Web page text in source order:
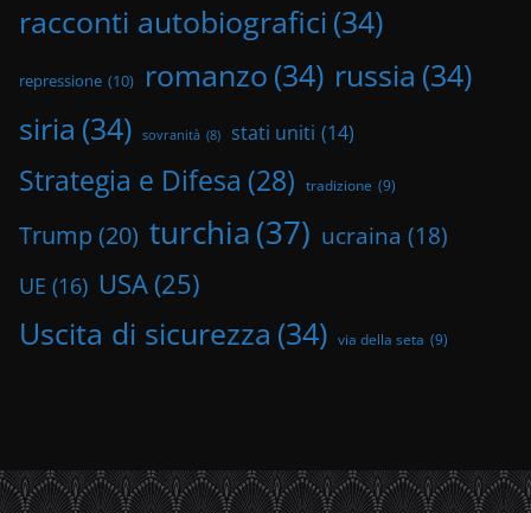
racconti autobiografici (34)
repressione (10) romanzo (34) russia (34)
siria (34) sovranità (8) stati uniti (14)
Strategia e Difesa (28) tradizione (9)
Trump (20) turchia(37) ucraina (18)
UE (16) USA (25)
Uscita di sicurezza (34) via della seta (9)